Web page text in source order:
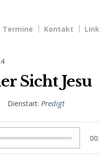
Termine Kontakt
Sicht Jesu
Dienstart: Predigt